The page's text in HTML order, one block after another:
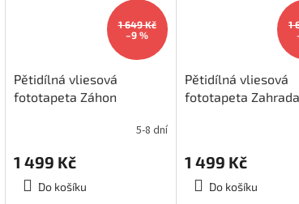
1 649 Kč
–9 %
Pětidílná vliesová
fototapeta Záhon
375x250cm, MS-5-01265-8 dní
1 499 Kč
Do košíku
1
Pětidílná vliesová
fototapeta
1 499 Kč
Do košíku